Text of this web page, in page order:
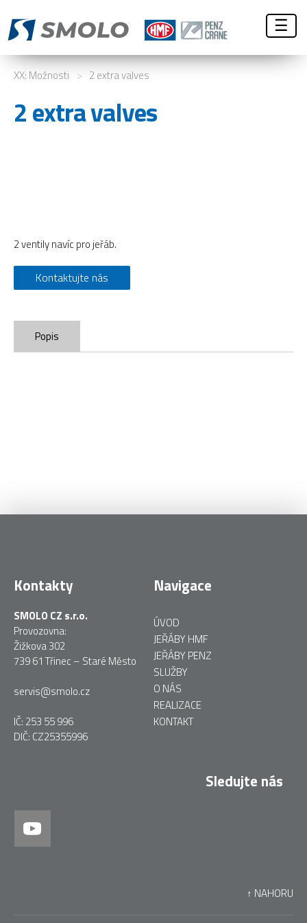
☰
XX: Možnosti > 2 extra valves
2 extra valves
2 ventily navíc pro jeřáb.
Kontaktujte nás
Popis
Kontakty
SMOLO CZ s.r.o.
Provozovna:
Žižkova 302
739 61 Třinec – Staré Město
servis@smolo.cz
IČ: 253 55 996
DIČ: CZ25355996
Navigace
ÚVOD
JEŘÁBY HMF
JEŘÁBY PENZ
SLUŽBY
O NÁS
REALIZACE
KONTAKT
Sledujte nás
↑ NAHORU